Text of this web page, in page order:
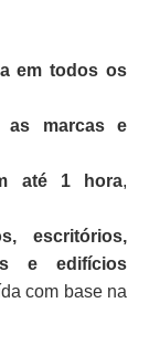
em todos os
as marcas e
até 1 hora,
escritórios,
e edifícios
com base na